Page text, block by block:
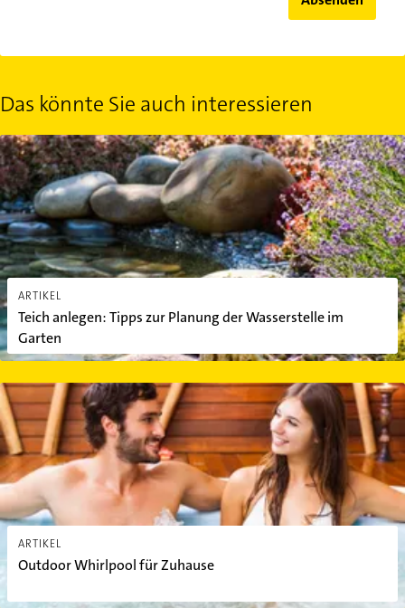
Das könnte Sie auch interessieren
ARTIKEL
Teich anlegen: Tipps zur Planung der Wasserstelle im
Garten
Teich anlegen: Tipps zur Planung der Wasserstelle im Garten
ARTIKEL
Outdoor Whirlpool für Zuhause
Outdoor Whirlpool für Zuhause